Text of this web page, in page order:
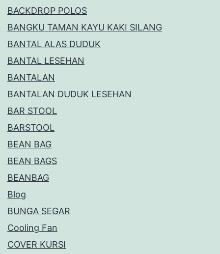
BACKDROP POLOS
BANGKU TAMAN KAYU KAKI SILANG
BANTAL ALAS DUDUK
BANTAL LESEHAN
BANTALAN
BANTALAN DUDUK LESEHAN
BAR STOOL
BARSTOOL
BEAN BAG
BEAN BAGS
BEANBAG
Blog
BUNGA SEGAR
Cooling Fan
COVER KURSI